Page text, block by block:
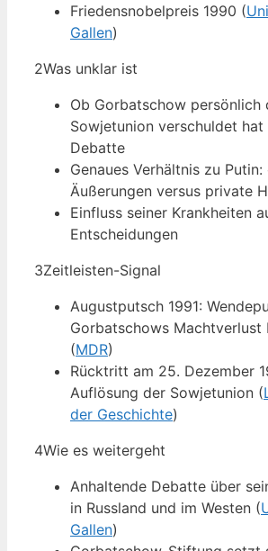
Friedensnobelpreis 1990 (
Gallen)
2Was unklar ist
Ob Gorbatschow persönlich
Sowjetunion verschuldet hat
Debatte
Genaues Verhältnis zu
Äußerungen versus private
Einfluss seiner Krankheiten
Entscheidungen
3Zeitleisten-Signal
Augustputsch 1991:
Gorbatschows Machtverlust
(MDR)
Rücktritt am 25. Dezember
Auflösung der Sowjetunion (
der Geschichte)
4Wie es weitergeht
Anhaltende Debatte über
in Russland und im Westen (
Gallen)